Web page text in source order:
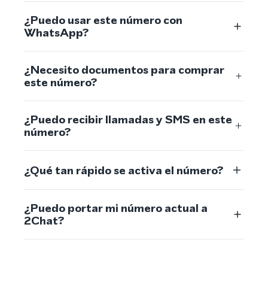
¿Puedo usar este número con
WhatsApp?
¿Necesito documentos para comprar
este número?
¿Puedo recibir llamadas y SMS en este
número?
¿Qué tan rápido se activa el número?
¿Puedo portar mi número actual a
2Chat?